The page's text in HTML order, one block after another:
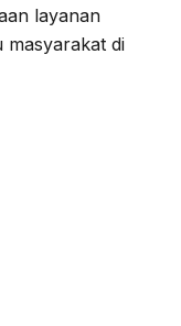
layanan
masyarakat di